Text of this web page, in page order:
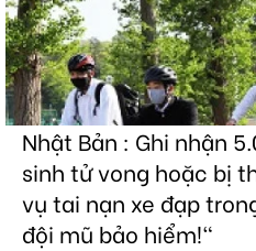
Nhật Bản : Ghi nhận
sinh tử vong hoặc bị
vụ tai nạn xe đạp
đội mũ bảo hiểm!"